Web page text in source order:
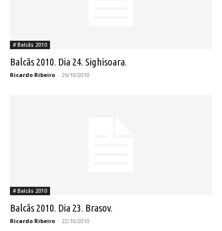
# Balcãs 2010
Balcãs 2010. Dia 24. Sighisoara.
Ricardo Ribeiro - 26/10/2010
# Balcãs 2010
Balcãs 2010. Dia 23. Brasov.
Ricardo Ribeiro - 22/10/2010